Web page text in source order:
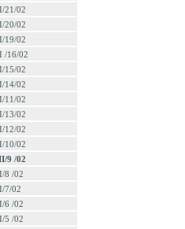
21/02
20/02
19/02
/16/02
15/02
14/02
11/02
13/02
12/02
10/02
9 /02
8 /02
7/02
6 /02
5 /02